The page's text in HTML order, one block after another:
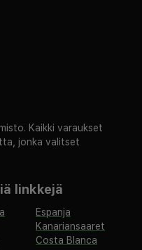
Kaikki varaukset
jonka valitset
linkkejä
Espanja
Kanariansaaret
Costa Blanca